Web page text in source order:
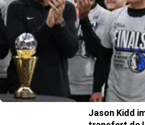
Jason Kidd